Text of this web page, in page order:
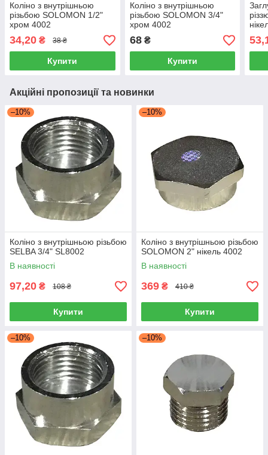
Коліно з внутрішньою
різьбою SOLOMON 1/2"
хром 4002
34,20 ₴ 38 ₴
Купити
Коліно з внутрішньою
різьбою SOLOMON 3/4"
хром 4002
68₴
Купити
Акційні пропозиції та новинки
–10%
Коліно з внутрішньою різьбою
SELBA 3/4" SL8002
В наявності
97,20 ₴ 108 ₴
Купити
–10%
Коліно з внутрішньою різьбою
SOLOMON 2" нікель 4002
В наявності
369 ₴ 410 ₴
Купити
–10% –10%